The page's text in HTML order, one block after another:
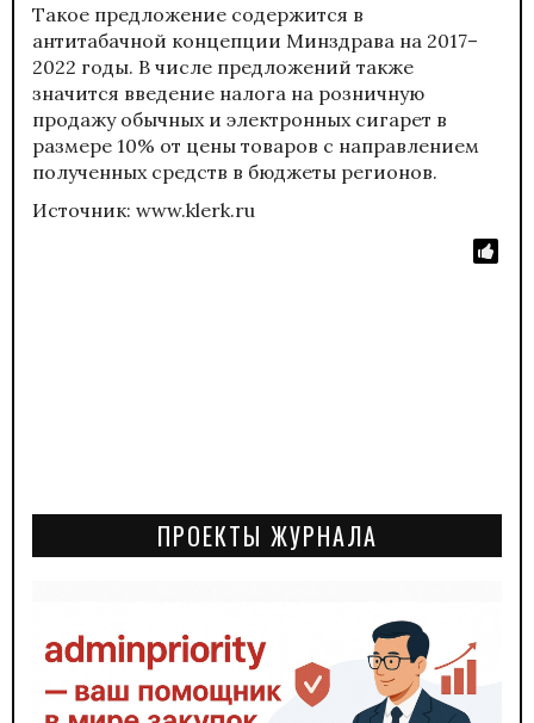
Такое предложение содержится в
антитабачной концепции Минздрава на 2017–
2022 годы. В числе предложений также
значится введение налога на розничную
продажу обычных и электронных сигарет в
размере 10% от цены товаров с направлением
полученных средств в бюджеты регионов.
Источник: www.klerk.ru
ПРОЕКТЫ ЖУРНАЛА